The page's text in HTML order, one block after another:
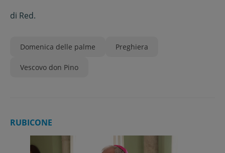
di Red.
Domenica delle palme Preghiera
Vescovo don Pino
RUBICONE